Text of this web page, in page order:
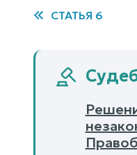
СТАТЬЯ 6